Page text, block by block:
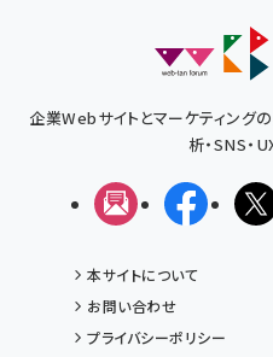
企業Webサイトとマーケティング
析・SNS・
メルマガ
本サイトについて
お問い合わせ
プライバシーポリシー